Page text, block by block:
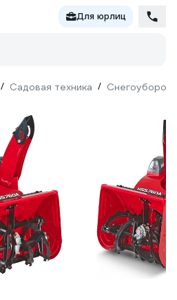
Для юрлиц
/ Садовая техника /